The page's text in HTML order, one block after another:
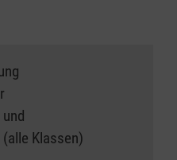
Klassen)